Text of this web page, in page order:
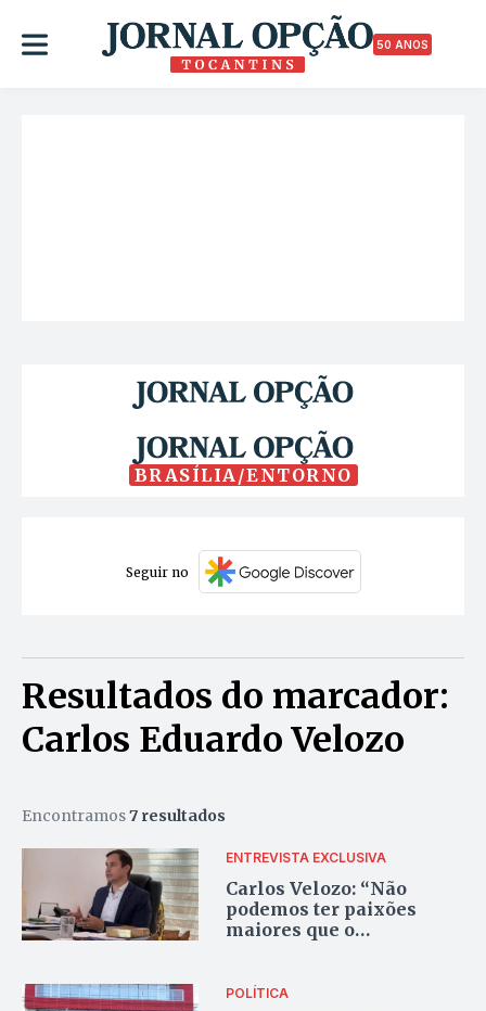
50 ANOS
BRASÍLIA/ENTORNO
Seguir no
Resultados do marcador:
Carlos Eduardo Velozo
Encontramos7 resultados
ENTREVISTA EXCLUSIVA
Carlos Velozo: “Não
podemos ter paixões
maiores que o
para Palmas será feito”
POLÍTICA